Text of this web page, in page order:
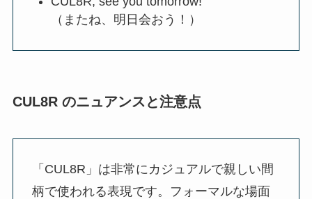
（またね、明日会おう！）
CUL8R のニュアンスと注意点
「CUL8R」は非常にカジュアルで親しい間
柄で使われる表現です。フォーマルな場面